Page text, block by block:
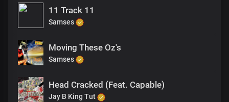
11 Track 11
Samses
Moving These Oz's
Samses
Head Cracked (Feat. Capable)
Jay B King Tut